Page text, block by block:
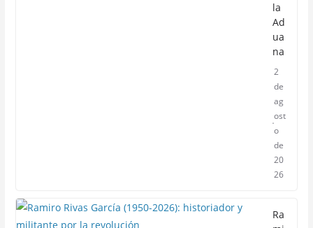
la
Ad
ua
na
2
de
ag
ost
o
de
20
26
Ra